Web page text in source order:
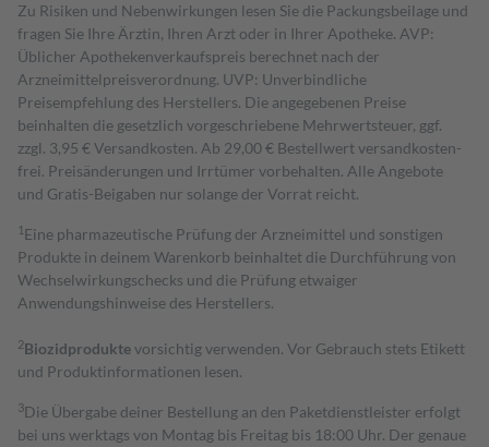
Zu Risiken und Nebenwirkungen lesen Sie die Packungsbeilage und
fragen Sie Ihre Ärztin, Ihren Arzt oder in Ihrer Apotheke. AVP:
Üblicher Apothekenverkaufspreis berechnet nach der
Arzneimittelpreisverordnung. UVP: Unverbindliche
Preisempfehlung des Herstellers. Die angegebenen Preise
beinhalten die gesetzlich vorgeschriebene Mehrwertsteuer, ggf.
zzgl. 3,95 € Versandkosten. Ab 29,00 € Bestell­wert versand­kosten­
frei. Preisänderungen und Irrtümer vorbehalten. Alle Angebote
und Gratis-Beigaben nur solange der Vorrat reicht.
1 Eine pharmazeutische Prüfung der Arzneimittel und sonstigen
Produkte in deinem Warenkorb beinhaltet die Durchführung von
Wechselwirkungschecks und die Prüfung etwaiger
Anwendungshinweise des Herstellers.
2Biozidproduktevorsichtig verwenden. Vor Gebrauch stets Etikett
und Produktinformationen lesen.
3Die Übergabe deiner Bestellung an den Paketdienstleister erfolgt
bei uns werktags von Montag bis Freitag bis 18:00 Uhr. Der genaue